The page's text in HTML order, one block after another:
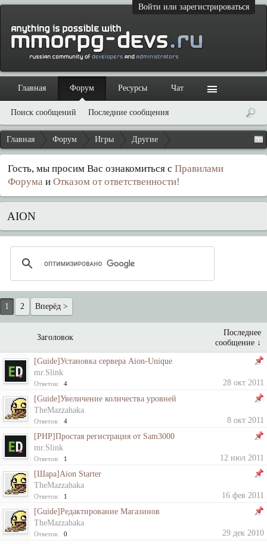
Войти или зарегистрироваться
Главная Форум Игры Другие
Гость, мы просим Вас ознакомиться с Правилами
Форума и Отказом от ответственности!
AION
1 2 Вперёд >
Заголовок
Последнее
сообщение ↓
[Guide]Установка сервера Aion-Unique
mr.Slink
Ответов: 4
28 окт 2011
[Guide]Увеличение количества уровней
TheMazzahaka
Ответов: 4
8 окт 2011
[PHP]Простая регистрация от Sam3000
mr.Slink
Ответов: 1
12 июл 2011
[Шара]Aion Starter
TheMazzahaka
Ответов: 1
16 фев 2011
[Guide]Редактирование Магазинов
TheMazzahaka
Ответов: 0
29 дек 2010
Главная Форум
Поиск сообщений Последние сообщения
Ресурсы Чат